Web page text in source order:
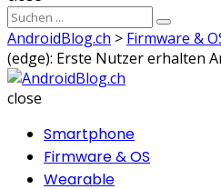
Sucheergebnisse
für
Suche
AndroidBlog.ch > Firmware &
(edge): Erste Nutzer erhalten
close
Smartphone
Firmware & OS
Wearable